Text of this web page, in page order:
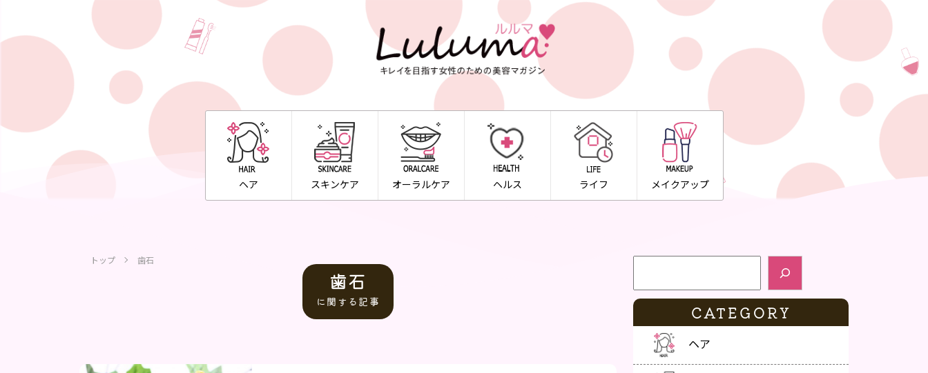
ヘア スキンケア オーラルケア ヘルス ライフ メイクアップ
トップ 歯石
歯石
に関する記事
検索
CATEGORY
ヘア